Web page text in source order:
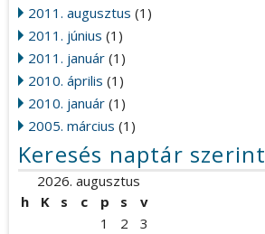
2011. augusztus (1)
2011. június (1)
2011. január (1)
2010. április (1)
2010. január (1)
2005. március (1)
Keresés naptár szerint
2026. augusztus
h
K s c p s
v
1
2
3